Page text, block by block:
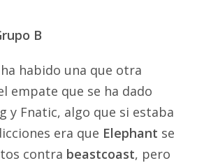
B
habido una que otra
empate que se ha dado
y Fnatic, algo que si estaba
era que Elephant se
contra beastcoast, pero